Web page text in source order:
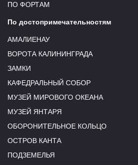
ПО ФОРТАМ
По достопримечательностям
АМАЛИЕНАУ
ВОРОТА КАЛИНИНГРАДА
ЗАМКИ
КАФЕДРАЛЬНЫЙ СОБОР
МУЗЕЙ МИРОВОГО ОКЕАНА
МУЗЕЙ ЯНТАРЯ
ОБОРОНИТЕЛЬНОЕ КОЛЬЦО
ОСТРОВ КАНТА
ПОДЗЕМЕЛЬЯ